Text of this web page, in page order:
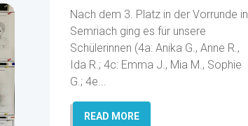
Nach dem 3. Platz in der Vorrunde in
Semriach ging es für unsere
Schülerinnen (4a: Anika G., Anne R.,
Ida R.; 4c: Emma J., Mia M., Sophie
G.; 4e...
READ MORE